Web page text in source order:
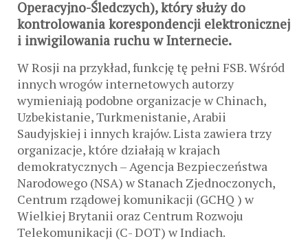
Operacyjno-Śledczych), który służy do
kontrolowania korespondencji elektronicznej
i inwigilowania ruchu w Internecie.
W Rosji na przykład, funkcję tę pełni FSB. Wśród
innych wrogów internetowych autorzy
wymieniają podobne organizacje w Chinach,
Uzbekistanie, Turkmenistanie, Arabii
Saudyjskiej i innych krajów. Lista zawiera trzy
organizacje, które działają w krajach
demokratycznych – Agencja Bezpieczeństwa
Narodowego (NSA) w Stanach Zjednoczonych,
Centrum rządowej komunikacji (GCHQ ) w
Wielkiej Brytanii oraz Centrum Rozwoju
Telekomunikacji (C- DOT) w Indiach.